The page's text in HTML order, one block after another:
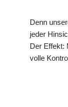
Denn
jeder
Der Effekt:
volle